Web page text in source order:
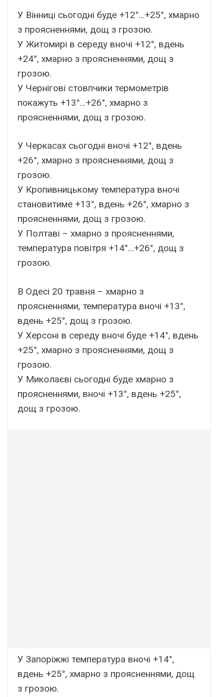
У Вінниці сьогодні буде +12°…+25°, хмарно
з проясненнями, дощ з грозою.
У Житомирі в середу вночі +12°, вдень
+24°, хмарно з проясненнями, дощ з
грозою.
У Чернігові стовпчики термометрів
покажуть +13°…+26°, хмарно з
проясненнями, дощ з грозою.
У Черкасах сьогодні вночі +12°, вдень
+26°, хмарно з проясненнями, дощ з
грозою.
У Кропивницькому температура вночі
становитиме +13°, вдень +26°, хмарно з
проясненнями, дощ з грозою.
У Полтаві – хмарно з проясненнями,
температура повітря +14°…+26°, дощ з
грозою.
В Одесі 20 травня – хмарно з
проясненнями, температура вночі +13°,
вдень +25°, дощ з грозою.
У Херсоні в середу вночі буде +14°, вдень
+25°, хмарно з проясненнями, дощ з
грозою.
У Миколаєві сьогодні буде хмарно з
проясненнями, вночі +13°, вдень +25°,
дощ з грозою.
У Запоріжжі температура вночі +14°,
вдень +25°, хмарно з проясненнями, дощ
з грозою.